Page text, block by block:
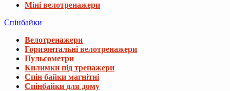
Міні велотренажери
Спінбайки
Велотренажери
Горизонтальні велотренажери
Пульсометри
Килимки під тренажери
Спін байки магнітні
Спінбайки для дому